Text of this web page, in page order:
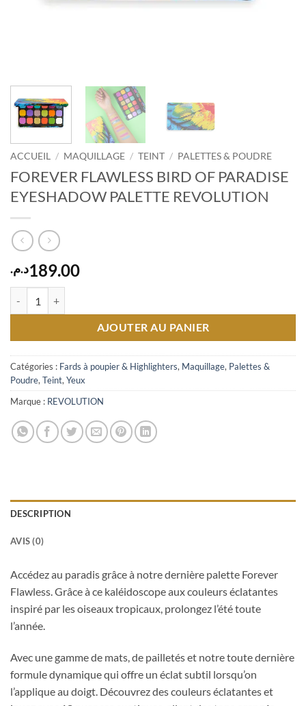
ACCUEIL / MAQUILLAGE / TEINT / PALETTES & POUDRE
FOREVER FLAWLESS BIRD OF PARADISE
EYESHADOW PALETTE REVOLUTION
189.00د.م.
AJOUTER AU PANIER
Catégories : Fards à poupier & Highlighters, Maquillage, Palettes &
Poudre,Teint,Yeux
Marque : REVOLUTION
DESCRIPTION
AVIS (0)
Accédez au paradis grâce à notre dernière palette Forever
Flawless. Grâce à ce kaléidoscope aux couleurs éclatantes
inspiré par les oiseaux tropicaux, prolongez l’été toute
l’année.
Avec une gamme de mats, de pailletés et notre toute dernière
formule dynamique qui offre un éclat subtil lorsqu’on
l’applique au doigt. Découvrez des couleurs éclatantes et